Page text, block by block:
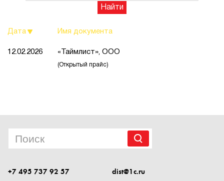
Найти
Дата Имя документа
12.02.2026 «Таймлист», ООО
(Открытый прайс)
+7 495 737 92 57 dist@1c.ru